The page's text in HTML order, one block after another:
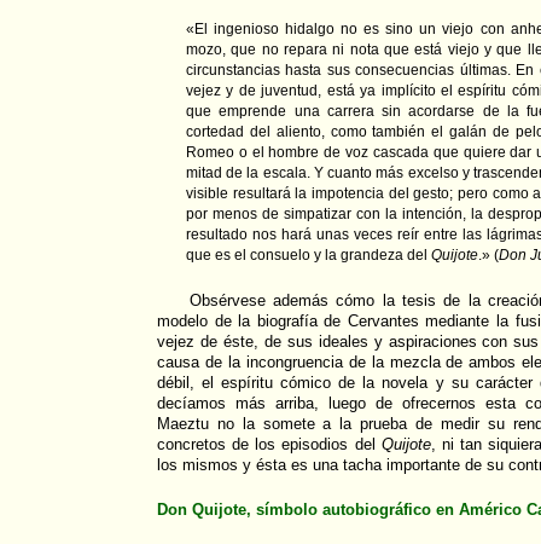
«El ingenioso hidalgo no es sino un viejo con
mozo, que no repara ni nota que está viejo y que
circunstancias hasta sus consecuencias últimas.
vejez y de juventud, está ya implícito el espíritu
que emprende una carrera sin acordarse de la
cortedad del aliento, como también el galán de
Romeo o el hombre de voz cascada que quiere
mitad de la escala. Y cuanto más excelso y
visible resultará la impotencia del gesto; pero como
por menos de simpatizar con la intención, la
resultado nos hará unas veces reír entre las
que es el consuelo y la grandeza del Quijote.» (Don
Obsérvese además cómo la tesis de la
modelo de la biografía de Cervantes mediante la
vejez de éste, de sus ideales y aspiraciones con
causa de la incongruencia de la mezcla de ambos
débil, el espíritu cómico de la novela y su carácter
decíamos más arriba, luego de ofrecernos esta
Maeztu no la somete a la prueba de medir su
concretos de los episodios del Quijote, ni tan
los mismos y ésta es una tacha importante de su
Don Quijote, símbolo autobiográfico en Américo